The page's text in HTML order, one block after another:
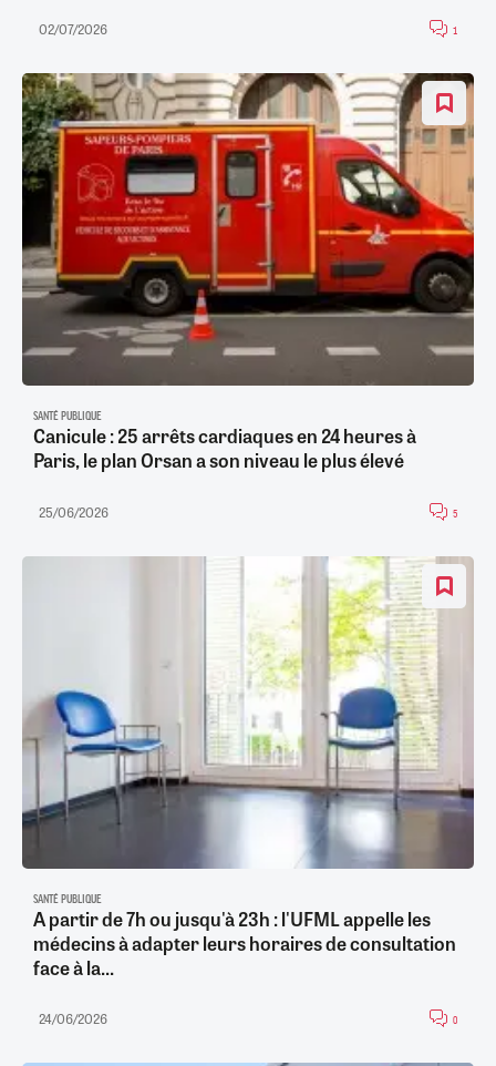
02/07/2026 1
SANTÉ PUBLIQUE
Canicule : 25 arrêts cardiaques en 24 heures à
Paris, le plan Orsan a son niveau le plus élevé
25/06/2026 5
SANTÉ PUBLIQUE
A partir de 7h ou jusqu'à 23h : l'UFML appelle les
médecins à adapter leurs horaires de consultation
face à la...
24/06/2026 0